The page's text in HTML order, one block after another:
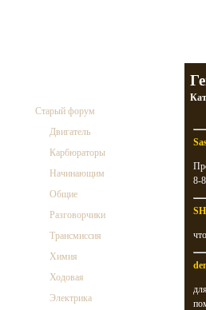
Старый форум
Двигатель
Карбюраторы
Начинающим
Общие
Разговорчики
Трансмиссия
Химия
Ходовая
Электрика
8-